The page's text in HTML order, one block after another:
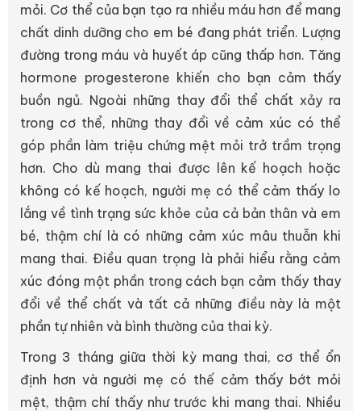
mỏi. Cơ thể của bạn tạo ra nhiều máu hơn để mang
chất dinh dưỡng cho em bé đang phát triển. Lượng
đường trong máu và huyết áp cũng thấp hơn. Tăng
hormone progesterone khiến cho bạn cảm thấy
buồn ngủ. Ngoài những thay đổi thể chất xảy ra
trong cơ thể, những thay đổi về cảm xúc có thể
góp phần làm triệu chứng mệt mỏi trở trầm trọng
hơn. Cho dù mang thai được lên kế hoạch hoặc
không có kế hoạch, người mẹ có thể cảm thấy lo
lắng về tình trạng sức khỏe của cả bản thân và em
bé, thậm chí là có những cảm xúc mâu thuẫn khi
mang thai. Điều quan trọng là phải hiểu rằng cảm
xúc đóng một phần trong cách bạn cảm thấy thay
đổi về thể chất và tất cả những điều này là một
phần tự nhiên và bình thường của thai kỳ.
Trong 3 tháng giữa thời kỳ mang thai, cơ thể ổn
định hơn và người mẹ có thế cảm thấy bớt mỏi
mệt, thậm chí thấy như trước khi mang thai. Nhiều